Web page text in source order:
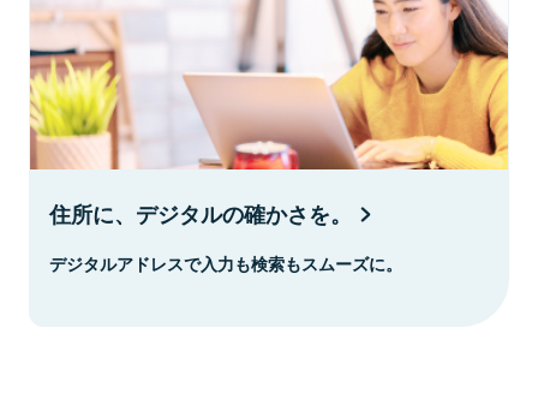
住所に、デジタルの確かさを。
デジタルアドレスで入力も検索もスムーズに。